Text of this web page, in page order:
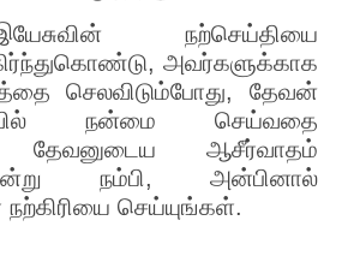
நற்செய்தியை
அவர்களுக்காக
செலவிடும்போது, தேவன்
நன்மை செய்வதை
தேவனுடைய ஆசீர்வாதம்
நம்பி, அன்பினால்
செய்யுங்கள்.